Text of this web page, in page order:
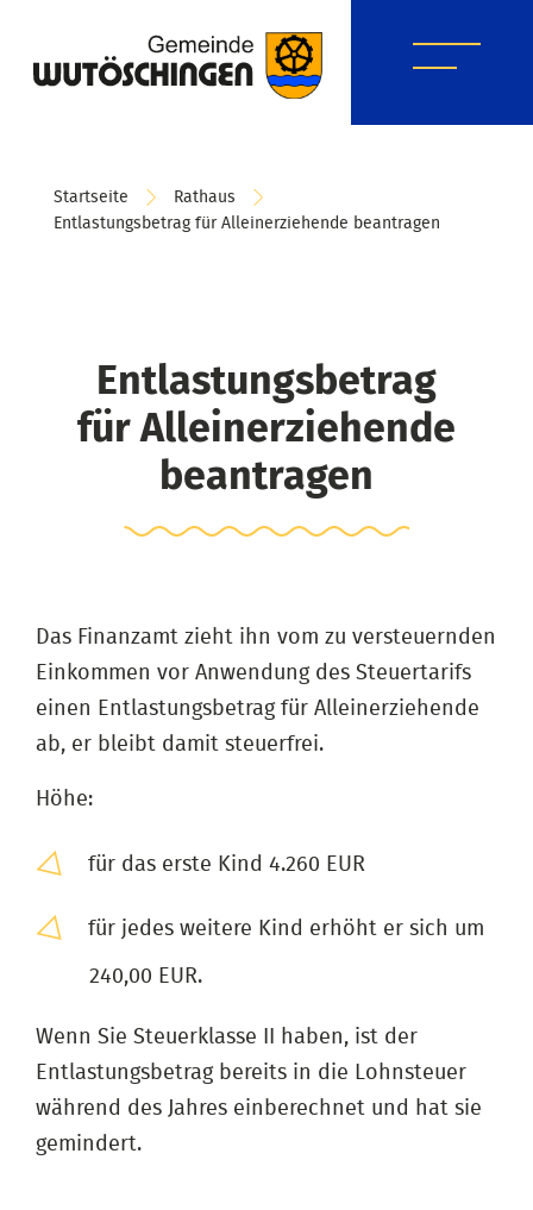
Startseite
Rathaus
Entlastungsbetrag für Alleinerziehende beantragen
Entlastungsbetrag
für Alleinerziehende
beantragen
Das Finanzamt zieht ihn vom zu versteuernden
Einkommen vor Anwendung des Steuertarifs
einen Entlastungsbetrag für Alleinerziehende
ab, er bleibt damit steuerfrei.
Höhe:
für das erste Kind 4.260 EUR
für jedes weitere Kind erhöht er sich um
240,00 EUR.
Wenn Sie Steuerklasse II haben, ist der
Entlastungsbetrag bereits in die Lohnsteuer
während des Jahres einberechnet und hat sie
gemindert.